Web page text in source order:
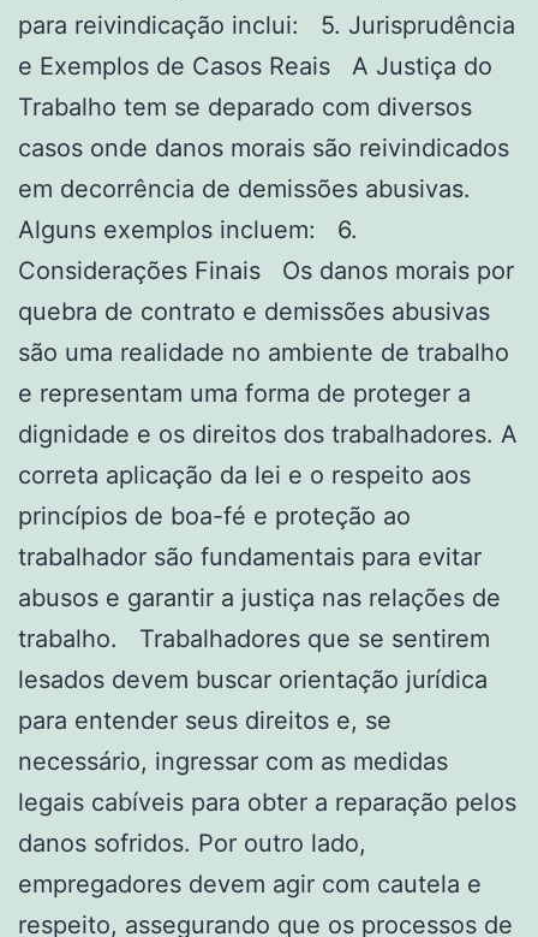
para reivindicação inclui: 5. Jurisprudência
e Exemplos de Casos Reais A Justiça do
Trabalho tem se deparado com diversos
casos onde danos morais são reivindicados
em decorrência de demissões abusivas.
Alguns exemplos incluem: 6.
Considerações Finais Os danos morais por
quebra de contrato e demissões abusivas
são uma realidade no ambiente de trabalho
e representam uma forma de proteger a
dignidade e os direitos dos trabalhadores. A
correta aplicação da lei e o respeito aos
princípios de boa-fé e proteção ao
trabalhador são fundamentais para evitar
abusos e garantir a justiça nas relações de
trabalho. Trabalhadores que se sentirem
lesados devem buscar orientação jurídica
para entender seus direitos e, se
necessário, ingressar com as medidas
legais cabíveis para obter a reparação pelos
danos sofridos. Por outro lado,
empregadores devem agir com cautela e
respeito, assegurando que os processos de